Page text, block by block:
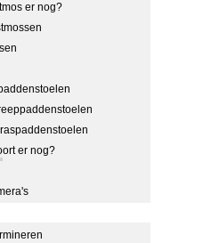
er nog?
er nog?